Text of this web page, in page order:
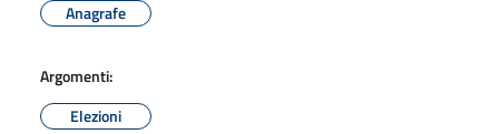
Anagrafe
Argomenti:
Elezioni